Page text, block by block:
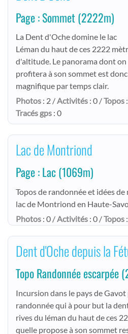
Page : Sommet(2222m)
La Dent d'Oche domine le lac
Léman du haut de ces 2222
d'altitude. Le panorama dont on
profitera à son sommet est donc
magnifique par temps clair.
Photos : 2 /Activités : 0 /Topos
Tracés gps : 0
Lac de Montriond
Page : Lac(1069m)
Topos de randonnée et idées
lac de Montriond en Haute-
Photos : 0 / Activités : 0 /Topos
Dent d'Oche depuis la
Topo Randonnée escarpée
Incursion dans le pays de
randonnée qui à pour but la
rives du léman du haut de ces
quelle propose à son sommet